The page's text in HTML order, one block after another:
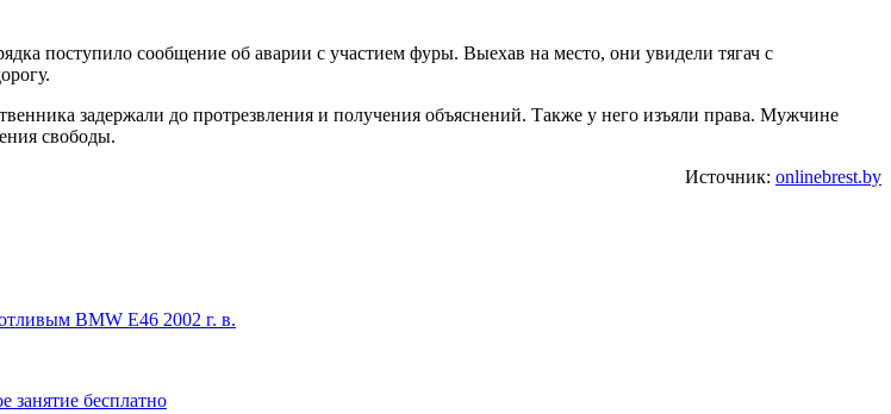
поступило сообщение об аварии с участием фуры. Выехав на место, они увидели тягач с
задержали до протрезвления и получения объяснений. Также у него изъяли права. Мужчине
свободы.
Источник: onlinebrest.by
BMW Е46 2002 г. в.
занятие бесплатно